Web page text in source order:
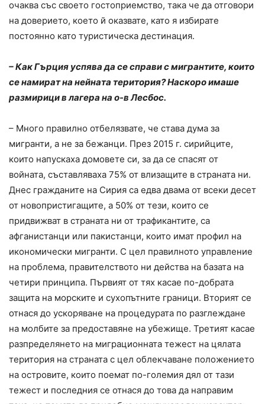
очаква със своето гостоприемство, така че да отговори
на доверието, което й оказвате, като я избирате
постоянно като туристическа дестинация.
– Как Гърция успява да се справи с мигрантите, които
се намират на нейната територия? Наскоро имаше
размирици в лагера на о-в Лесбос.
– Много правилно отбелязвате, че става дума за
мигранти, а не за бежанци. През 2015 г. сирийците,
които напускаха домовете си, за да се спасят от
войната, съставляваха 75% от влизащите в страната ни.
Днес гражданите на Сирия са едва двама от всеки десет
от новопристигащите, а 50% от тези, които се
придвижват в страната ни от трафикантите, са
афганистанци или пакистанци, които имат профил на
икономически мигранти. С цел правилното управление
на проблема, правителството ни действа на базата на
четири принципа. Първият от тях касае по-добрата
защита на морските и сухопътните граници. Вторият се
отнася до ускоряване на процедурата по разглеждане
на молбите за предоставяне на убежище. Третият касае
разпределянето на миграционната тежест на цялата
територия на страната с цел облекчаване положението
на островите, които поемат по-големия дял от тази
тежест и последния се отнася до това да направим